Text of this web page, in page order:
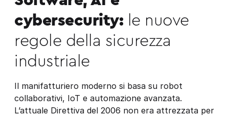
cybersecurity: le nuove
regole della sicurezza
industriale
Il manifatturiero moderno si basa su robot
collaborativi, IoT e automazione avanzata.
L’attuale Direttiva del 2006 non era attrezzata per